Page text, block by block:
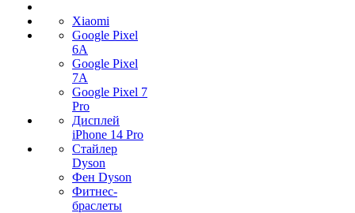
Xiaomi
Google Pixel
6A
Google Pixel
7А
Google Pixel 7
Pro
Дисплей
iPhone 14 Pro
Стайлер
Dyson
Фен Dyson
Фитнес-
браслеты